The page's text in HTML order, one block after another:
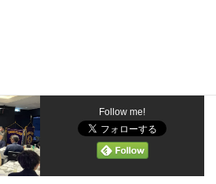
Follow me!